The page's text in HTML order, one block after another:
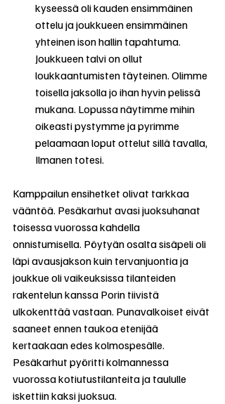
kyseessä oli kauden ensimmäinen
ottelu ja joukkueen ensimmäinen
yhteinen ison hallin tapahtuma.
Joukkueen talvi on ollut
loukkaantumisten täyteinen. Olimme
toisella jaksolla jo ihan hyvin pelissä
mukana. Lopussa näytimme mihin
oikeasti pystymme ja pyrimme
pelaamaan loput ottelut sillä tavalla,
Ilmanen totesi.
Kamppailun ensihetket olivat tarkkaa
vääntöä. Pesäkarhut avasi juoksuhanat
toisessa vuorossa kahdella
onnistumisella. Pöytyän osalta sisäpeli oli
läpi avausjakson kuin tervanjuontia ja
joukkue oli vaikeuksissa tilanteiden
rakentelun kanssa Porin tiivistä
ulkokenttää vastaan. Punavalkoiset eivät
saaneet ennen taukoa etenijää
kertaakaan edes kolmospesälle.
Pesäkarhut pyöritti kolmannessa
vuorossa kotiutustilanteita ja taululle
iskettiin kaksi juoksua.